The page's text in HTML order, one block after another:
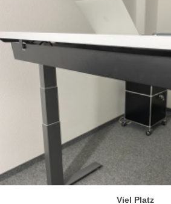
Viel Platz